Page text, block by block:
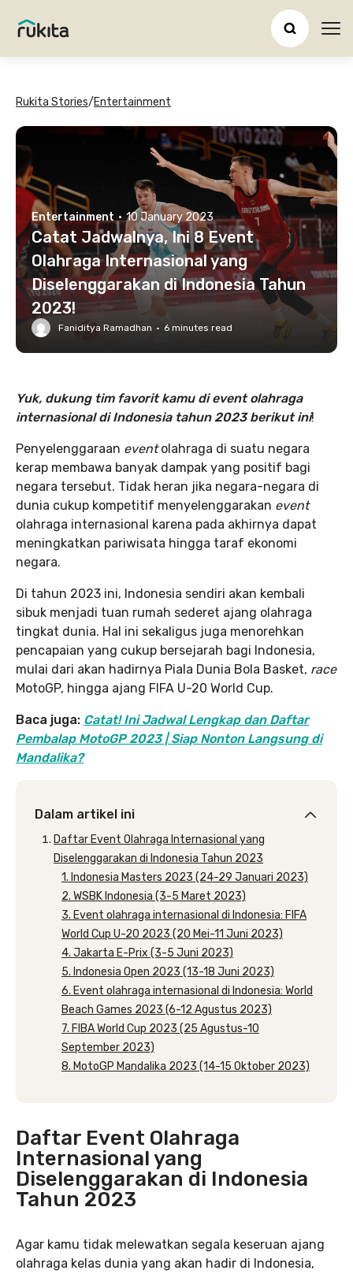
Rukita Stories/Entertainment
Entertainment · 10 January 2023
Catat Jadwalnya, Ini 8 Event
Olahraga Internasional yang
Diselenggarakan di Indonesia Tahun
2023!
Faniditya Ramadhan · 6 minutes read
Yuk, dukung tim favorit kamu di event olahraga
internasional di Indonesia tahun 2023 berikut ini!
Penyelenggaraan eventolahraga di suatu negara
kerap membawa banyak dampak yang positif bagi
negara tersebut. Tidak heran jika negara-negara di
dunia cukup kompetitif menyelenggarakan event
olahraga internasional karena pada akhirnya dapat
meningkatkan pariwisata hingga taraf ekonomi
negara.
Di tahun 2023 ini, Indonesia sendiri akan kembali
sibuk menjadi tuan rumah sederet ajang olahraga
tingkat dunia. Hal ini sekaligus juga menorehkan
pencapaian yang cukup bersejarah bagi Indonesia,
mulai dari akan hadirnya Piala Dunia Bola Basket, race
MotoGP, hingga ajang FIFA U-20 World Cup.
Baca juga: Catat! Ini Jadwal Lengkap dan Daftar
Pembalap MotoGP 2023 | Siap Nonton Langsung di
Mandalika?
Dalam artikel ini
Daftar Event Olahraga Internasional yang
Diselenggarakan di Indonesia Tahun 2023
1. Indonesia Masters 2023 (24-29 Januari 2023)
2. WSBK Indonesia (3-5 Maret 2023)
3. Event olahraga internasional di Indonesia: FIFA
World Cup U-20 2023 (20 Mei-11 Juni 2023)
4. Jakarta E-Prix (3-5 Juni 2023)
5. Indonesia Open 2023 (13-18 Juni 2023)
6. Event olahraga internasional di Indonesia: World
Beach Games 2023 (6-12 Agustus 2023)
7. FIBA World Cup 2023 (25 Agustus-10
September 2023)
8. MotoGP Mandalika 2023 (14-15 Oktober 2023)
Daftar Event Olahraga
Internasional yang
Diselenggarakan di Indonesia
Tahun 2023
Agar kamu tidak melewatkan segala keseruan ajang
olahraga kelas dunia yang akan hadir di Indonesia,